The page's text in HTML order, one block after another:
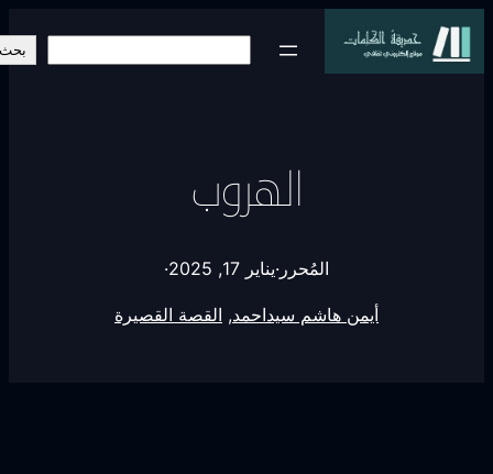
بحث
الهروب
المُحرر ·يناير 17, 2025 ·
أيمن هاشم سيداحمد, القصة القصيرة